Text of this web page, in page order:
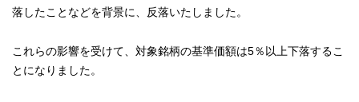
落したことなどを背景に、反落いたしました。
これらの影響を受けて、対象銘柄の基準価額は5％以上下落するこ
とになりました。